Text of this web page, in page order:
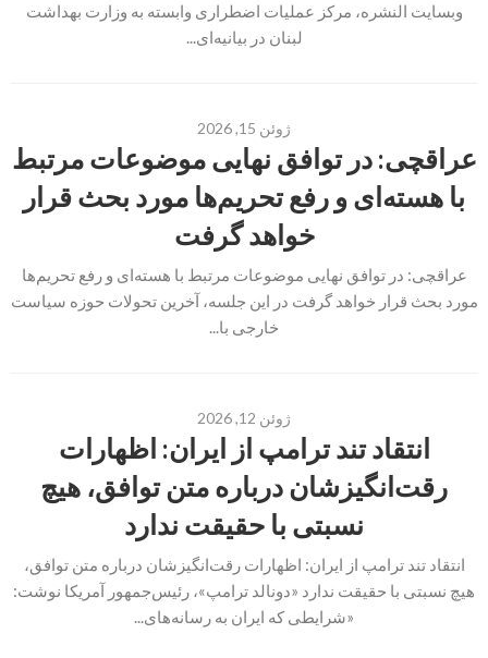
وبسایت النشره، مرکز عملیات اضطراری وابسته به وزارت بهداشت
لبنان در بیانیه‌ای...
ژوئن 15, 2026
عراقچی: در توافق نهایی موضوعات مرتبط
با هسته‌ای و رفع تحریم‌ها مورد بحث قرار
خواهد گرفت
عراقچی: در توافق نهایی موضوعات مرتبط با هسته‌ای و رفع تحریم‌ها
مورد بحث قرار خواهد گرفت در این جلسه، آخرین تحولات حوزه سیاست
خارجی با...
ژوئن 12, 2026
انتقاد تند ترامپ از ایران: اظهارات
رقت‌انگیزشان درباره متن توافق، هیچ
نسبتی با حقیقت ندارد
انتقاد تند ترامپ از ایران: اظهارات رقت‌انگیزشان درباره متن توافق،
هیچ نسبتی با حقیقت ندارد «دونالد ترامپ»، رئیس‌جمهور آمریکا نوشت:
«شرایطی که ایران به رسانه‌های...